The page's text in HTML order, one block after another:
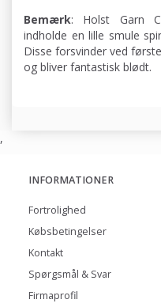
Bemærk: Holst Garn
indholde en lille smule
Disse forsvinder ved
og bliver fantastisk blødt.
,
INFORMATIONER
Fortrolighed
Købsbetingelser
Kontakt
Spørgsmål & Svar
Firmaprofil